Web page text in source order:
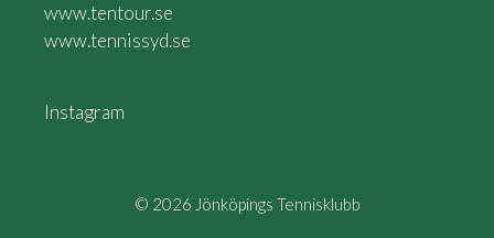
www.tentour.se
www.tennissyd.se
Instagram
© 2026 Jönköpings Tennisklubb